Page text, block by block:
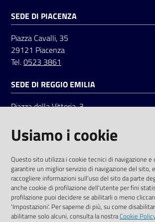
Seguici
su
SEDE DI PIACENZA
Piazza Cavalli, 35
29121 Piacenza
Tel.0523 3861
SEDE DI REGGIO EMILIA
Piazza della Vittoria, 3
Tel.0522 7961
LinkedinFacebookInstagram
Usiamo i cookie
Questo sito utilizza i cookie tecnici di navigazione e
garantire un miglior servizio di navigazione del sito,
raccogliere informazioni sull'uso del sito da parte
anche cookie di profilazione dell'utente per fini
profilazione puoi decidere se abilitarli o meno
'Impostazioni'. Per saperne di più, su come
abilitarne solo alcuni, consulta la nostraCookie